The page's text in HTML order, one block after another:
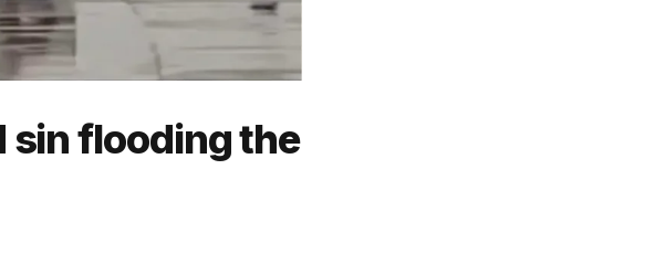
sin flooding the